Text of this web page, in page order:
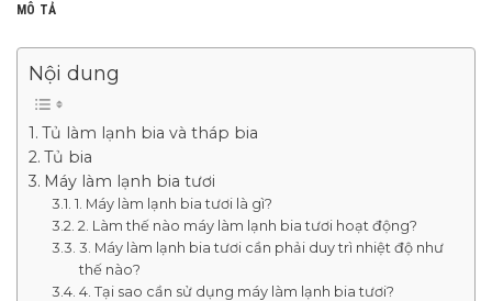
MÔ TẢ
Nội dung
Tủ làm lạnh bia và tháp bia
Tủ bia
Máy làm lạnh bia tươi
1. Máy làm lạnh bia tươi là gì?
2. Làm thế nào máy làm lạnh bia tươi hoạt động?
3. Máy làm lạnh bia tươi cần phải duy trì nhiệt độ như
thế nào?
4. Tại sao cần sử dụng máy làm lạnh bia tươi?